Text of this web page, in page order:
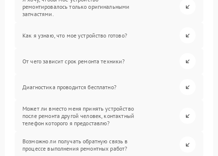
ремонтировалось только оригинальными
запчастями.
Как я узнаю, что мое устройство готово?
От чего зависит срок ремонта техники?
Диагностика проводится бесплатно?
Может ли вместо меня принять устройство
после ремонта другой человек, контактный
телефон которого я предоставлю?
Возможно ли получать обратную связь в
процессе выполнения ремонтных работ?